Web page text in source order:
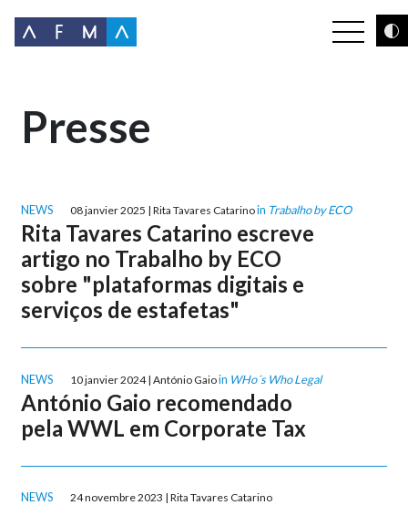
Presse
NEWS 08 janvier 2025 | Rita Tavares Catarinoin Trabalho by ECO
Rita Tavares Catarino escreve
artigo no Trabalho by ECO
sobre "plataformas digitais e
serviços de estafetas"
NEWS 10 janvier 2024 | António Gaioin WHo´s Who Legal
António Gaio recomendado
pela WWL em Corporate Tax
NEWS 24 novembre 2023 | Rita Tavares Catarino